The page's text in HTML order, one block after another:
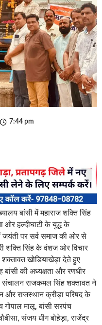
7:44 pm
बांसी में महाराज शक्ति सिंह
ओर हल्दीघाटी के युद्ध के
जयंती पर सर्व समाज की ओर से
शक्ति सिंह के वंशज ओर विचार
खोडियाखेड़ा देते हुए
बांसी की अध्यक्षता और रणधीर
संचालन राजकमल सिंह शक्तावत ने
और राजस्थान क्रीड़ा परिषद के
गोपाल मालू, बांसी सरपंच
संजय धीग बोहेड़ा, राजेंद्र